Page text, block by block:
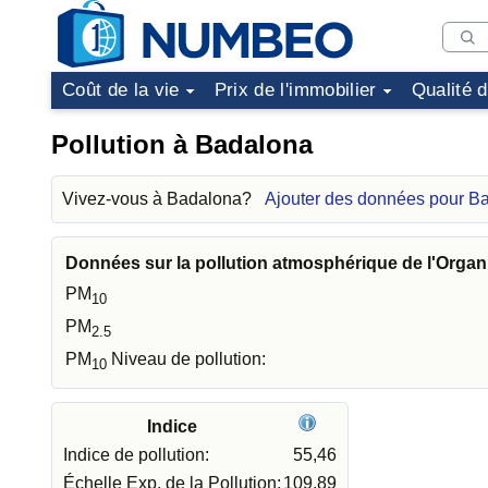
Coût de la vie Prix de l'immobilier Qualité
Pollution à Badalona
Vivez-vous à Badalona? Ajouter des données pour
Données sur la pollution atmosphérique de
PM 10
PM2.5
PM 10 Niveau de pollution:
Indice
Indice de pollution:
55,46
Échelle Exp. de la Pollution: 109,89